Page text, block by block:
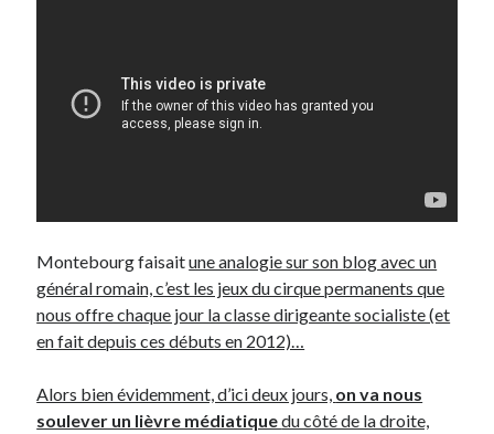
Montebourg faisaitune analogie sur son blog avec un
général romain, c’est les jeux du cirque permanents que
nous offre chaque jour la classe dirigeante socialiste (et
en fait depuis ces débuts en 2012)…
Alors bien évidemment, d’ici deux jours, on va nous
soulever un lièvre médiatiquedu côté de la droite,